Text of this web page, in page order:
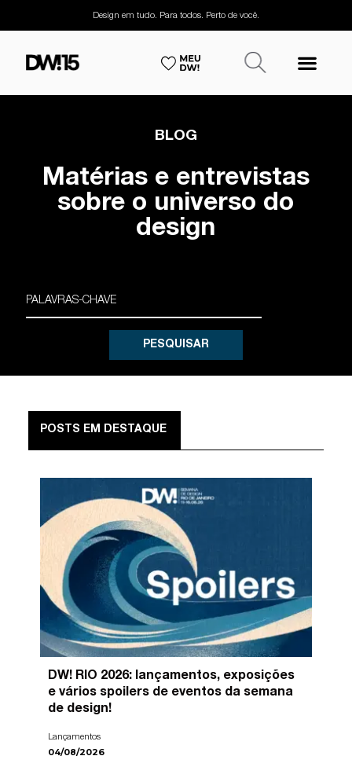
Design em tudo. Para todos. Perto de você.
BLOG
Matérias e entrevistas
sobre o universo do
design
PESQUISAR
POSTS EM DESTAQUE
DW! RIO 2026: lançamentos, exposições
e vários spoilers de eventos da semana
de design!
Lançamentos
04/08/2026